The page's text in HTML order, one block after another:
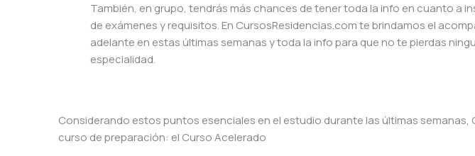
También, en grupo, tendrás más chances de tener toda la info en cuanto a
de exámenes y requisitos. En CursosResidencias.com te brindamos el
adelante en estas últimas semanas y toda la info para que no te pierdas
especialidad.
Considerando estos puntos esenciales en el estudio durante las últimas semanas,
curso de preparación: el Curso Acelerado